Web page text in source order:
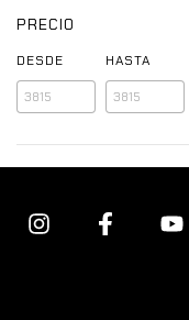
PRECIO
DESDE HASTA